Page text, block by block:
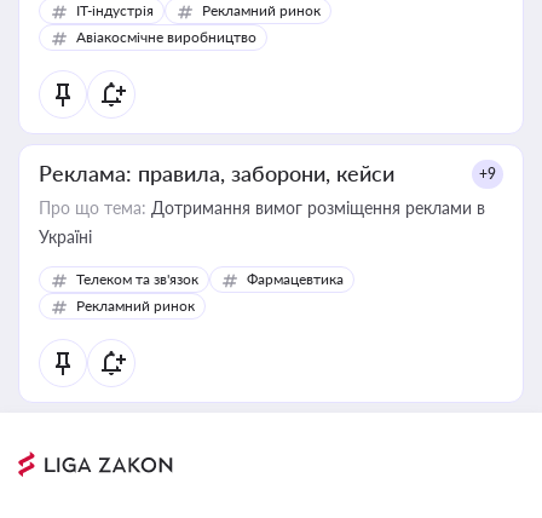
IT-індустрія
Рекламний ринок
Авіакосмічне виробництво
Реклама: правила, заборони, кейси +9
Про що тема: Дотримання вимог розміщення реклами в
Україні
Телеком та зв'язок
Фармацевтика
Рекламний ринок